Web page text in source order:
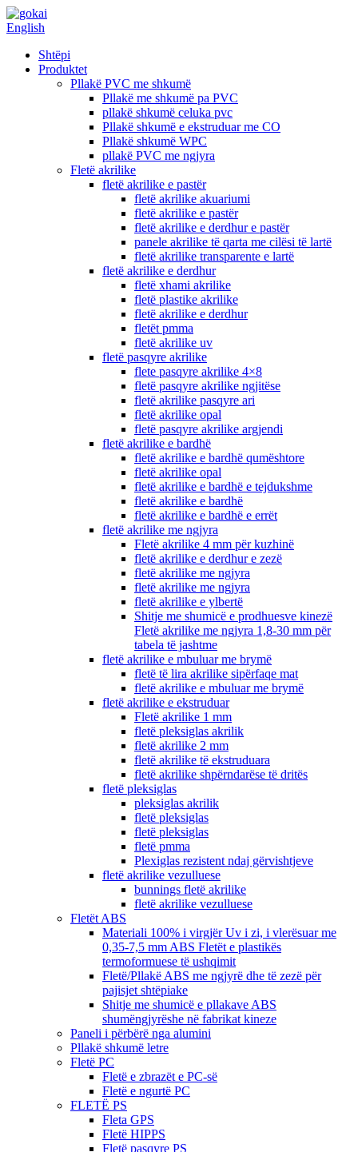
English
Shtëpi
Produktet
Pllakë PVC me shkumë
Pllakë me shkumë pa PVC
pllakë shkumë celuka pvc
Pllakë shkumë e ekstruduar me CO
Pllakë shkumë WPC
pllakë PVC me ngjyra
Fletë akrilike
fletë akrilike e pastër
fletë akrilike akuariumi
fletë akrilike e pastër
fletë akrilike e derdhur e pastër
panele akrilike të qarta me cilësi të lartë
fletë akrilike transparente e lartë
fletë akrilike e derdhur
fletë xhami akrilike
fletë plastike akrilike
fletë akrilike e derdhur
fletët pmma
fletë akrilike uv
fletë pasqyre akrilike
flete pasqyre akrilike 4×8
fletë pasqyre akrilike ngjitëse
fletë akrilike pasqyre ari
fletë akrilike opal
fletë pasqyre akrilike argjendi
fletë akrilike e bardhë
fletë akrilike e bardhë qumështore
fletë akrilike opal
fletë akrilike e bardhë e tejdukshme
fletë akrilike e bardhë
fletë akrilike e bardhë e errët
fletë akrilike me ngjyra
Fletë akrilike 4 mm për kuzhinë
fletë akrilike e derdhur e zezë
fletë akrilike me ngjyra
fletë akrilike me ngjyra
fletë akrilike e ylbertë
Shitje me shumicë e prodhuesve kinezë
Fletë akrilike me ngjyra 1,8-30 mm për
tabela të jashtme
fletë akrilike e mbuluar me brymë
fletë të lira akrilike sipërfaqe mat
fletë akrilike e mbuluar me brymë
fletë akrilike e ekstruduar
Fletë akrilike 1 mm
fletë pleksiglas akrilik
fletë akrilike 2 mm
fletë akrilike të ekstruduara
fletë akrilike shpërndarëse të dritës
fletë pleksiglas
pleksiglas akrilik
fletë pleksiglas
fletë pleksiglas
fletë pmma
Plexiglas rezistent ndaj gërvishtjeve
fletë akrilike vezulluese
bunnings fletë akrilike
fletë akrilike vezulluese
Fletët ABS
Materiali 100% i virgjër Uv i zi, i vlerësuar me
0,35-7,5 mm ABS Fletët e plastikës
termoformuese të ushqimit
Fletë/Pllakë ABS me ngjyrë dhe të zezë për
pajisjet shtëpiake
Shitje me shumicë e pllakave ABS
shumëngjyrëshe në fabrikat kineze
Paneli i përbërë nga alumini
Pllakë shkumë letre
Fletë PC
Fletë e zbrazët e PC-së
Fletë e ngurtë PC
FLETË PS
Fleta GPS
Fletë HIPPS
Fletë pasqyre PS